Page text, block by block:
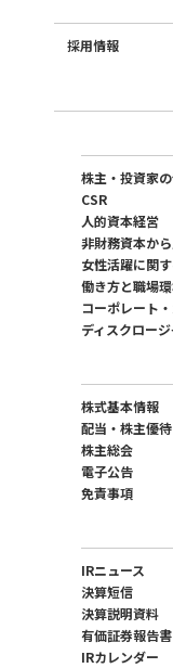
採用情報
株主・投資家
CSR
人的資本経営
非財務資本か
女性活躍に関
働き方と職場
コーポレート
ディスクロー
株式基本情報
配当・株主優待
株主総会
電子公告
免責事項
IRニュース
決算短信
決算説明資料
有価証券報告書
IRカレンダー